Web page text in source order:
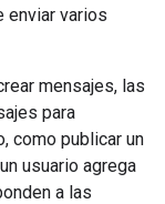
enviar varios
mensajes, las
para
como publicar un
usuario agrega
a las